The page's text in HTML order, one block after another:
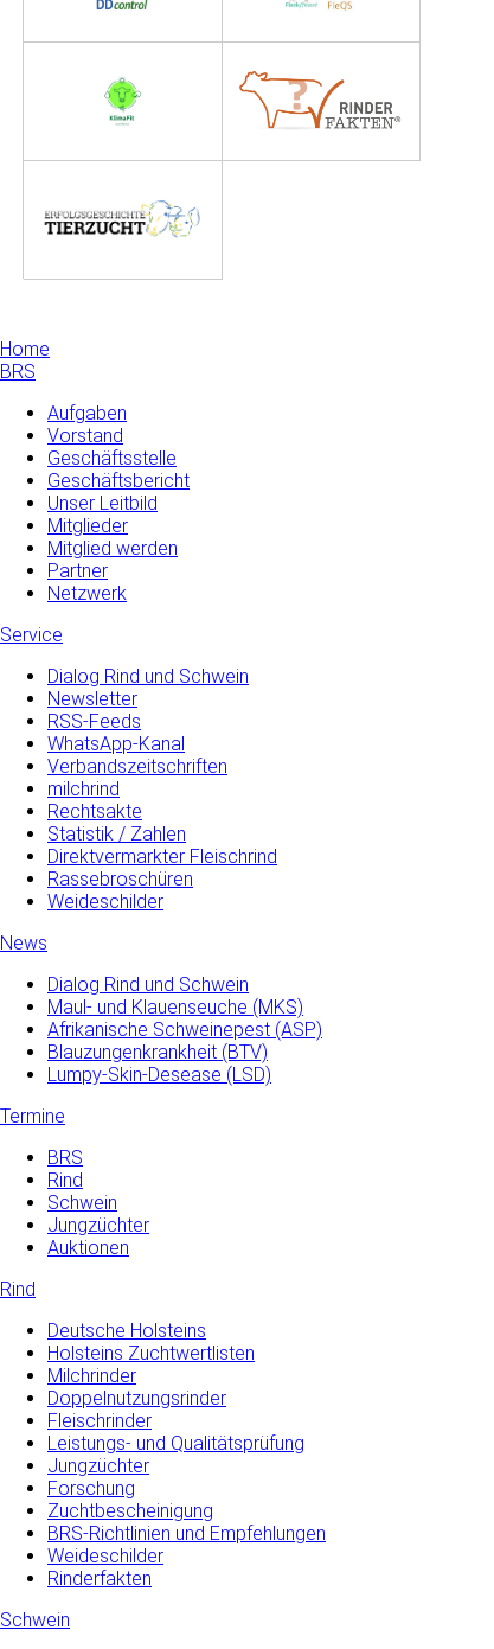
Home
BRS
Aufgaben
Vorstand
Geschäftsstelle
Geschäftsbericht
Unser Leitbild
Mitglieder
Mitglied werden
Partner
Netzwerk
Service
Dialog Rind und Schwein
Newsletter
RSS-Feeds
WhatsApp-Kanal
Verbandszeitschriften
milchrind
Rechtsakte
Statistik / Zahlen
Direktvermarkter Fleischrind
Rassebroschüren
Weideschilder
News
Dialog Rind und Schwein
Maul- und­ Klauenseuche­ (MKS)
Afrikanische Schweinepest (ASP)
Blauzungenkrankheit (BTV)
Lumpy-Skin-Desease (LSD)
Termine
BRS
Rind
Schwein
Jungzüchter
Auktionen
Rind
Deutsche Holsteins
Holsteins Zuchtwertlisten
Milchrinder
Doppelnutzungsrinder
Fleischrinder
Leistungs- und Qualitätsprüfung
Jungzüchter
Forschung
Zuchtbescheinigung
BRS-Richtlinien und Empfehlungen
Weideschilder
Rinderfakten
Schwein